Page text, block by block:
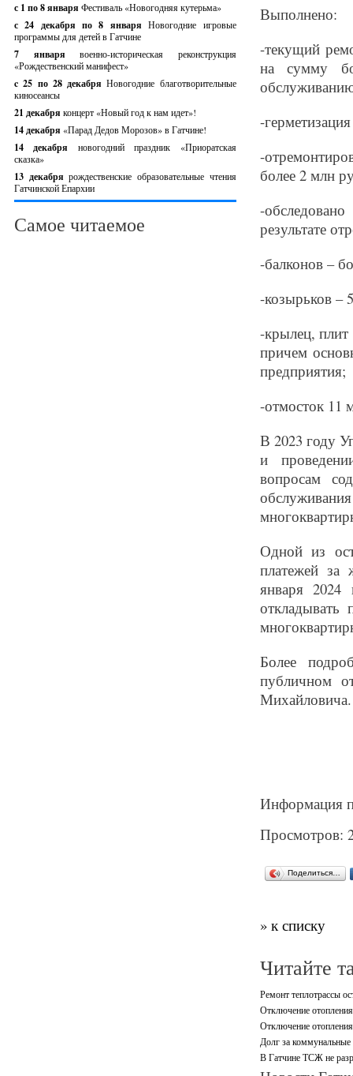
с 1 по 8 января Фестиваль «Новогодняя кутерьма»
с 24 декабря по 8 январяНовогодние игровые
программы для детей в Гатчине
7 январявоенно-историческая реконструкция
«Рождественский манифест»
c 25 по 28 декабряНовогодние благотворительные
киносеансы
21 декабря концерт «Новый год к нам идет»!
14 декабря «Парад Дедов Морозов» в Гатчине!
14 декабря новогодний праздник «Приоратская
сказка»
13 декабрярождественские образовательные чтения
Гатчинской Епархии
Самое читаемое
Выполнено:
-текущий
на сумму
-
-
более 2 млн
-
результате
-балконов –
-козырьков –
-крылец,
причем
предприятия;
-отмосток 11
В 2023 году
и
вопросам
Одной из
платежей за
января 2024
Более
публичном
Михайловича.
Информация
Просмотров:
Поделиться…
» к списку
Читайте
Ремонт теплотрассы
Отключение
Отключение
Долг за коммунальные
В Гатчине ТСЖ не